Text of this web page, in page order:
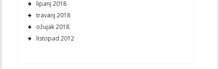
lipanj 2018
travanj 2018
ožujak 2018
listopad 2012